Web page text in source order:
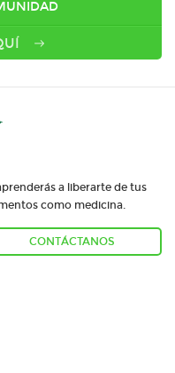
a liberarte de tus
como medicina.
CONTÁCTANOS